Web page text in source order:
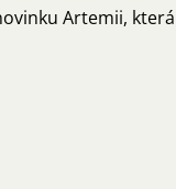
Artemii, která